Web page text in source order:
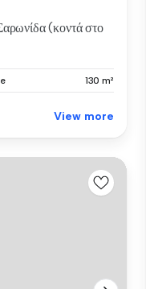
(κοντά στο
130 m²
View more